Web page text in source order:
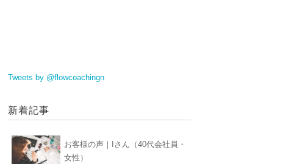
Tweets by @flowcoachingn
新着記事
お客様の声｜Iさん（40代会社員・
女性）